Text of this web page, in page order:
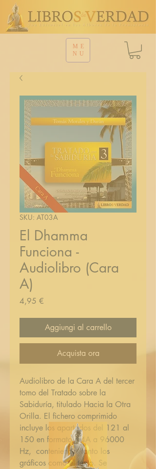
ME
NU
SKU: AT03A
El Dhamma
Funciona -
Audiolibro (Cara
A)
4,95 €
Aggiungi al carrello
Acquista ora
Audiolibro de la Cara A del tercer
tomo del Tratado sobre la
Sabiduría, titulado Hacia la Otra
Orilla. El fichero comprimido
incluye los apartados del 121 al
150 en formato m4A a 96000
Hz, conteniendo tanto los
gráficos como el texto. Se